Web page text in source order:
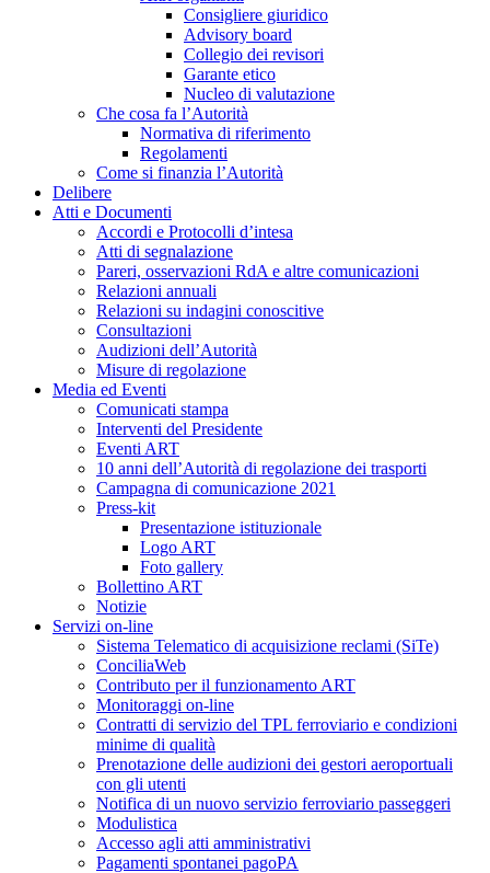
Consigliere giuridico
Advisory board
Collegio dei revisori
Garante etico
Nucleo di valutazione
Che cosa fa l’Autorità
Normativa di riferimento
Regolamenti
Come si finanzia l’Autorità
Delibere
Atti e Documenti
Accordi e Protocolli d’intesa
Atti di segnalazione
Pareri, osservazioni RdA e altre comunicazioni
Relazioni annuali
Relazioni su indagini conoscitive
Consultazioni
Audizioni dell’Autorità
Misure di regolazione
Media ed Eventi
Comunicati stampa
Interventi del Presidente
Eventi ART
10 anni dell’Autorità di regolazione dei trasporti
Campagna di comunicazione 2021
Press-kit
Presentazione istituzionale
Logo ART
Foto gallery
Bollettino ART
Notizie
Servizi on-line
Sistema Telematico di acquisizione reclami (SiTe)
ConciliaWeb
Contributo per il funzionamento ART
Monitoraggi on-line
Contratti di servizio del TPL ferroviario e condizioni
minime di qualità
Prenotazione delle audizioni dei gestori aeroportuali
con gli utenti
Notifica di un nuovo servizio ferroviario passeggeri
Modulistica
Accesso agli atti amministrativi
Pagamenti spontanei pagoPA